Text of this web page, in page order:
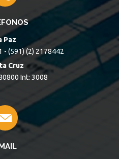
Paz
- (591) (2) 2178442
Cruz
Int: 3008